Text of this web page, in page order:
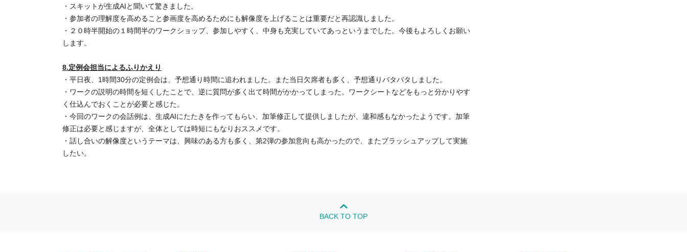
・スキットが生成AIと聞いて驚きました。
・参加者の理解度を高めること参画度を高めるためにも解像度を上げることは重要だと再認識しました。
・２０時半開始の１時間半のワークショップ、参加しやすく、中身も充実していてあっというまでした。今後もよろしくお願い
します。
8.定例会担当によるふりかえり
・平日夜、1時間30分の定例会は、予想通り時間に追われました。また当日欠席者も多く、予想通りバタバタしました。
・ワークの説明の時間を短くしたことで、逆に質問が多く出て時間がかかってしまった。ワークシートなどをもっと分かりやす
く仕込んでおくことが必要と感じた。
・今回のワークの会話例は、生成AIにたたきを作ってもらい、加筆修正して提供しましたが、違和感もなかったようです。加筆
修正は必要と感じますが、全体としては時短にもなりおススメです。
・話し合いの解像度というテーマは、興味のある方も多く、第2弾の参加意向も高かったので、またブラッシュアップして実施
したい。
BACK TO TOP